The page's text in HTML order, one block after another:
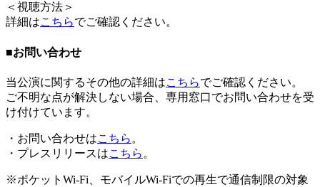
＜ 視聴方法 ＞
詳細はこちらでご確認ください。
■お問い合わせ
当公演に関するその他の詳細はこちらでご確認ください。
ご不明な点が解決しない場合、 専用窓口でお問い合わせを受
け付けています。
・お問い合わせはこちら 。
・プレスリリースはこちら 。
※ポケットWi-Fi、モバイルWi-Fiでの再生で通信制限の対象